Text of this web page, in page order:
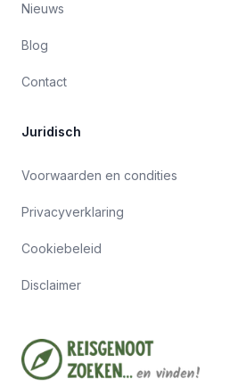
Nieuws
Blog
Contact
Juridisch
Voorwaarden en condities
Privacyverklaring
Cookiebeleid
Disclaimer